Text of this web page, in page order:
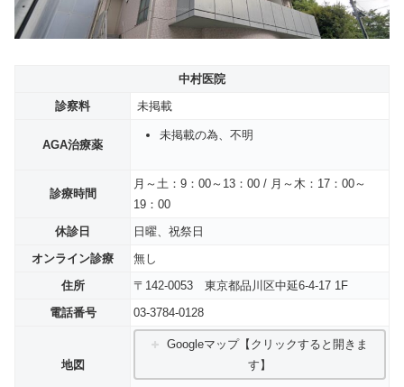
中村医院
診察料
未掲載
AGA治療薬
未掲載の為、不明
診療時間
月～土：9：00～13：00 / 月～木：17：00～
19：00
休診日
日曜、祝祭日
オンライン診療
無し
住所
〒142-0053 東京都品川区中延6-4-17 1F
電話番号
03-3784-0128
地図
Googleマップ【クリックすると開きま
す】